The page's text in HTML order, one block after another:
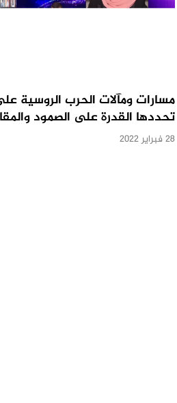
مسارات ومآلات الحرب الروسية
تحددها القدرة على الصمود
28 فبراير 2022